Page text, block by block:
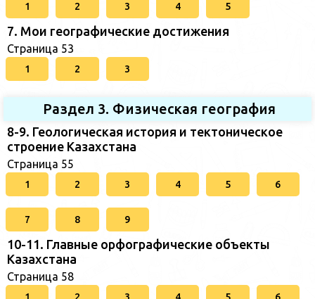
1 2 3 4 5
7. Мои географические достижения
Страница 53
1 2 3
Раздел 3. Физическая география
8-9. Геологическая история и тектоническое
строение Казахстана
Страница 55
1 2 3 4 5 6
7 8 9
10-11. Главные орфографические объекты
Казахстана
Страница 58